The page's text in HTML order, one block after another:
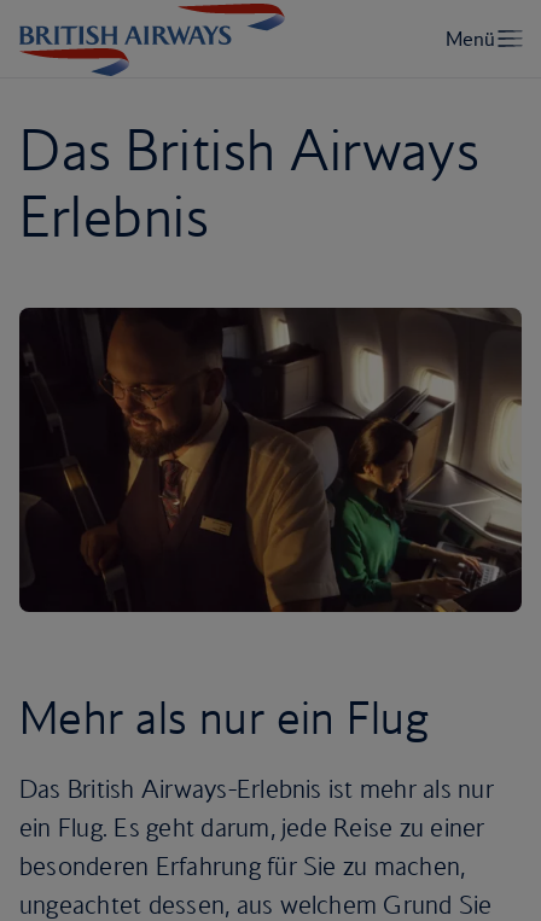
Das British Airways
Erlebnis
Mehr als nur ein Flug
Das British Airways-Erlebnis ist mehr als nur
ein Flug. Es geht darum, jede Reise zu einer
besonderen Erfahrung für Sie zu machen,
ungeachtet dessen, aus welchem Grund Sie